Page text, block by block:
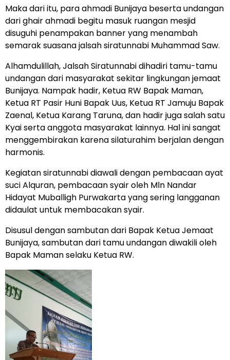
Maka dari itu, para ahmadi Bunijaya beserta undangan
dari ghair ahmadi begitu masuk ruangan mesjid
disuguhi penampakan banner yang menambah
semarak suasana jalsah siratunnabi Muhammad Saw.
Alhamdulillah, Jalsah Siratunnabi dihadiri tamu-tamu
undangan dari masyarakat sekitar lingkungan jemaat
Bunijaya. Nampak hadir, Ketua RW Bapak Maman,
Ketua RT Pasir Huni Bapak Uus, Ketua RT Jamuju Bapak
Zaenal, Ketua Karang Taruna, dan hadir juga salah satu
Kyai serta anggota masyarakat lainnya. Hal ini sangat
menggembirakan karena silaturahim berjalan dengan
harmonis.
Kegiatan siratunnabi diawali dengan pembacaan ayat
suci Alquran, pembacaan syair oleh Mln Nandar
Hidayat Muballigh Purwakarta yang sering langganan
didaulat untuk membacakan syair.
Disusul dengan sambutan dari Bapak Ketua Jemaat
Bunijaya, sambutan dari tamu undangan diwakili oleh
Bapak Maman selaku Ketua RW.